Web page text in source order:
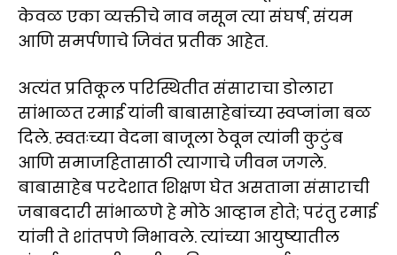
केवळ एका व्यक्तीचे नाव नसून त्या संघर्ष, संयम
आणि समर्पणाचे जिवंत प्रतीक आहेत.
अत्यंत प्रतिकूल परिस्थितीत संसाराचा डोलारा
सांभाळत रमाई यांनी बाबासाहेबांच्या स्वप्नांना बळ
दिले. स्वतःच्या वेदना बाजूला ठेवून त्यांनी कुटुंब
आणि समाजहितासाठी त्यागाचे जीवन जगले.
बाबासाहेब परदेशात शिक्षण घेत असताना संसाराची
जबाबदारी सांभाळणे हे मोठे आव्हान होते; परंतु रमाई
यांनी ते शांतपणे निभावले. त्यांच्या आयुष्यातील